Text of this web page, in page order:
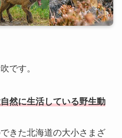
です。
然に生活している野生動
きた北海道の大小さまざ